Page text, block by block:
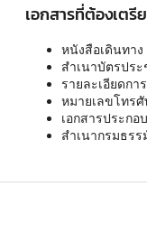
เอกสารที่ต้องเตรี
หนังสือเดินทาง
สำเนาบัตรปร
รายละเอียดกา
หมายเลขโทร
เอกสารประก
สำเนากรมธร